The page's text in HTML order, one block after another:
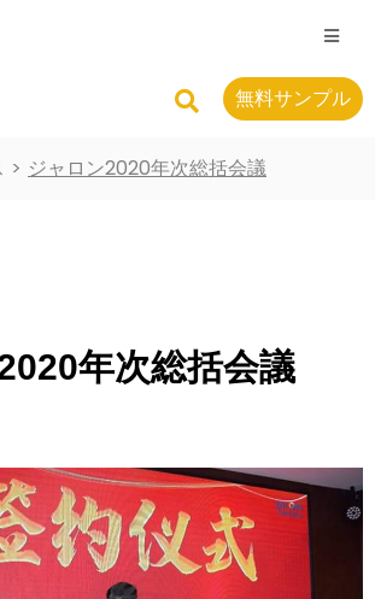
無料サンプル
> ジャロン2020年次総括会議
年次総括会議